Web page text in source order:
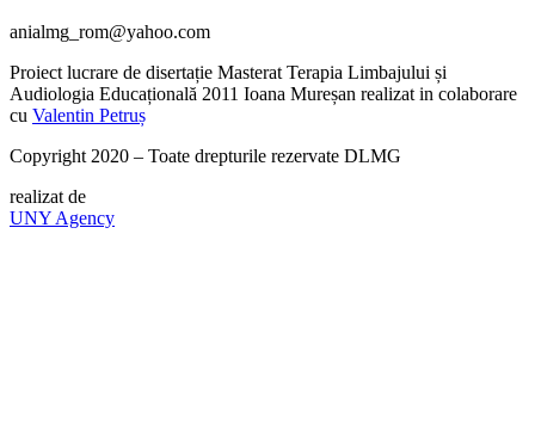
anialmg_rom@yahoo.com
Proiect lucrare de disertație Masterat Terapia Limbajului și
Audiologia Educațională 2011 Ioana Mureșan realizat in colaborare
cu Valentin Petruș
Copyright 2020 – Toate drepturile rezervate DLMG
realizat de
UNY Agency